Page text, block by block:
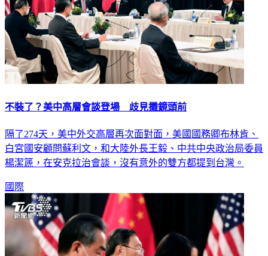
不裝了？美中高層會談登場 歧見攤鏡頭前
隔了274天，美中外交高層再次面對面，美國國務卿布林肯、
白宮國安顧問蘇利文，和大陸外長王毅、中共中央政治局委員
楊潔篪，在安克拉治會談，沒有意外的雙方都提到台灣。
國際